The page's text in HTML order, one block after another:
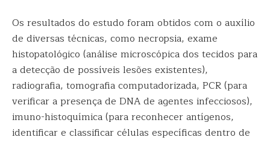
Os resultados do estudo foram obtidos com o auxílio
de diversas técnicas, como necropsia, exame
histopatológico (análise microscópica dos tecidos para
a detecção de possíveis lesões existentes),
radiografia, tomografia computadorizada, PCR (para
verificar a presença de DNA de agentes infecciosos),
imuno-histoquímica (para reconhecer antígenos,
identificar e classificar células específicas dentro de